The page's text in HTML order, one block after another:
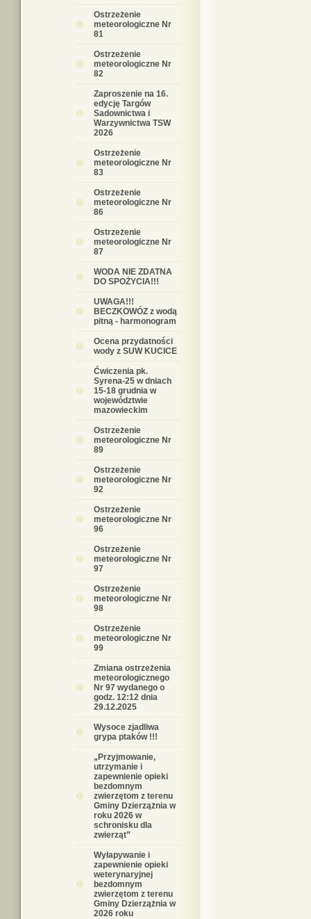
Ostrzeżenie
meteorologiczne Nr
81
Ostrzeżenie
meteorologiczne Nr
82
Zaproszenie na 16.
edycję Targów
Sadownictwa i
Warzywnictwa TSW
2026
Ostrzeżenie
meteorologiczne Nr
83
Ostrzeżenie
meteorologiczne Nr
86
Ostrzeżenie
meteorologiczne Nr
87
WODA NIE ZDATNA
DO SPOŻYCIA!!!
UWAGA!!!
BECZKOWÓZ z wodą
pitną - harmonogram
Ocena przydatności
wody z SUW KUCICE
Ćwiczenia pk.
Syrena-25 w dniach
15-18 grudnia w
województwie
mazowieckim
Ostrzeżenie
meteorologiczne Nr
89
Ostrzeżenie
meteorologiczne Nr
92
Ostrzeżenie
meteorologiczne Nr
96
Ostrzeżenie
meteorologiczne Nr
97
Ostrzeżenie
meteorologiczne Nr
98
Ostrzeżenie
meteorologiczne Nr
99
Zmiana ostrzeżenia
meteorologicznego
Nr 97 wydanego o
godz. 12:12 dnia
29.12.2025
Wysoce zjadliwa
grypa ptaków !!!
„Przyjmowanie,
utrzymanie i
zapewnienie opieki
bezdomnym
zwierzętom z terenu
Gminy Dzierzążnia w
roku 2026 w
schronisku dla
zwierząt”
Wyłapywanie i
zapewnienie opieki
weterynaryjnej
bezdomnym
zwierzętom z terenu
Gminy Dzierzążnia w
2026 roku